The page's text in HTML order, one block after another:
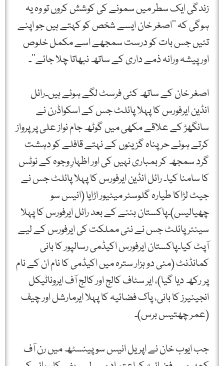
زندگی ایک سطر میں سمونے کی کوشش کروں تو وہ یہ
ہوگی کہ ’’اصغر خان ایسے شخص کو کہتے ہیں جو اپنے
تئیں جس بات کو درست سمجھے اسے مکمل خلوص
اور پیشہ ورانہ ذمے داری کے ساتھ نبھاتا چلا جائے‘‘۔
اصغر خان کے ساتھ کئی فرسٹ لگے ہوئے ہیں۔رائل
انڈین ایرفورس کا پہلا پائلٹ جس کے اسکواڈرن نے
سانگھڑ کے علاقے مکھی میں گوٹھ جام نواز علی پر پرواز
کرتے ہوئے حر پناہ گزینوں کے نہتے قافلے کو دہشت
گرد سمجھ کر بمباری نہیں کی اور اظہارِ وجوہ کے نوٹس
کا سامنا کیا۔ رائل انڈین ایرفورس کا پہلا پائلٹ جس نے
جیٹ لڑاکا طیارہ گلوسٹر میٹیور اڑایا (انیس سو
چھیالیس)۔پاکستان بننے کے بعد رائل ایرفورس کا پہلا
سینئر پائلٹ جس نے نئی مملکت کی ایرفورس کے لیے
آپٹ کیا۔پاکستان ایرفورس اکیڈمی رسالپور کا بانی
کمانڈنٹ (مئی دو ہزار سترہ میں اکیڈمی کا نام ان کے نام
پر رکھ دیا گیا)، ایر سٹاف کالج اور کالج آف ایروناٹیکل
انجینیرز کا بانی، پاک فضائیہ کا پہلا ایرمارشل اور چیف
(عمر چھتیس برس)۔
جب ایوب خان نے اپریل انیس سو پینسٹھ میں رن آف